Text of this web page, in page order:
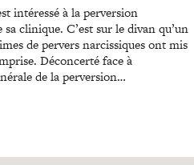
intéressé à la perversion
clinique. C’est sur le divan qu’un
de pervers narcissiques ont mis
Déconcerté face à
de la perversion…